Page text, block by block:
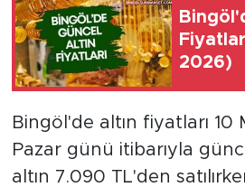
2026)
Bingöl'de altın fiyatları 10
Pazar günü itibarıyla
altın 7.090 TL'den
Bingöl Kaza Haberleri